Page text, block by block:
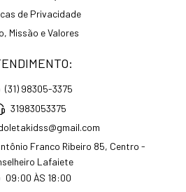
de Privacidade
Missão e Valores
(31) 98305-3375
31983053375
Franco Ribeiro 85, Centro -
Lafaiete
09:00 ÀS 18:00